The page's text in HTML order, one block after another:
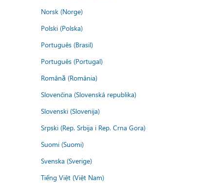
Norsk (Norge)
Polski (Polska)
Português (Brasil)
Português (Portugal)
Română (România)
Slovenčina (Slovenská republika)
Slovenski (Slovenija)
Srpski (Rep. Srbija i Rep. Crna Gora)
Suomi (Suomi)
Svenska (Sverige)
Tiếng Việt (Việt Nam)